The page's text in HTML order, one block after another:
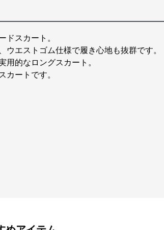
ドスカート。
エストゴム仕様で履き心地も抜群です。
用的なロングスカート。
カートです。